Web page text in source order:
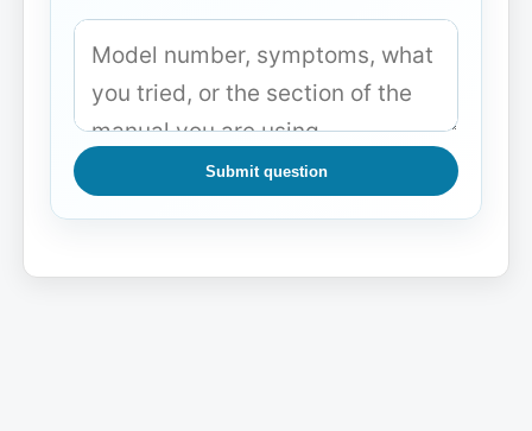
Submit question